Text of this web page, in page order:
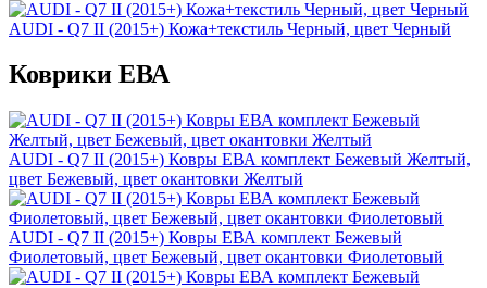
AUDI - Q7 II (2015+) Кожа+текстиль Черный, цвет Черный
Коврики ЕВА
AUDI - Q7 II (2015+) Ковры ЕВА комплект Бежевый Желтый,
цвет Бежевый, цвет окантовки Желтый
AUDI - Q7 II (2015+) Ковры ЕВА комплект Бежевый
Фиолетовый, цвет Бежевый, цвет окантовки Фиолетовый